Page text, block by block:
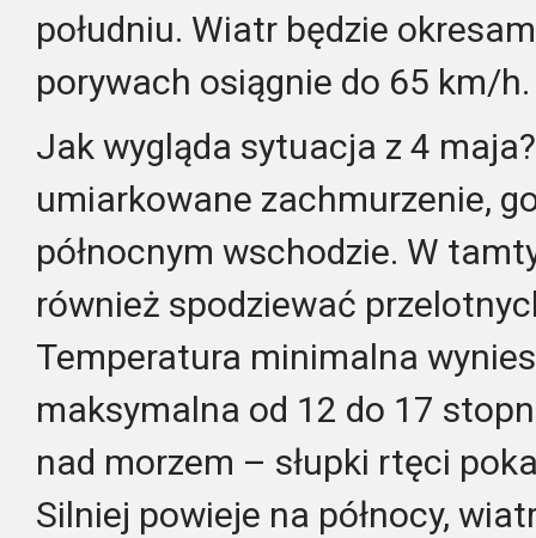
południu. Wiatr będzie
porywach osiągnie do 65 km/h.
Jak wygląda sytuacja z 4
umiarkowane zachmurzenie,
północnym wschodzie. W
również spodziewać
Temperatura minimalna
maksymalna od 12 do 17
nad morzem – słupki rtęci
Silniej powieje na północy,